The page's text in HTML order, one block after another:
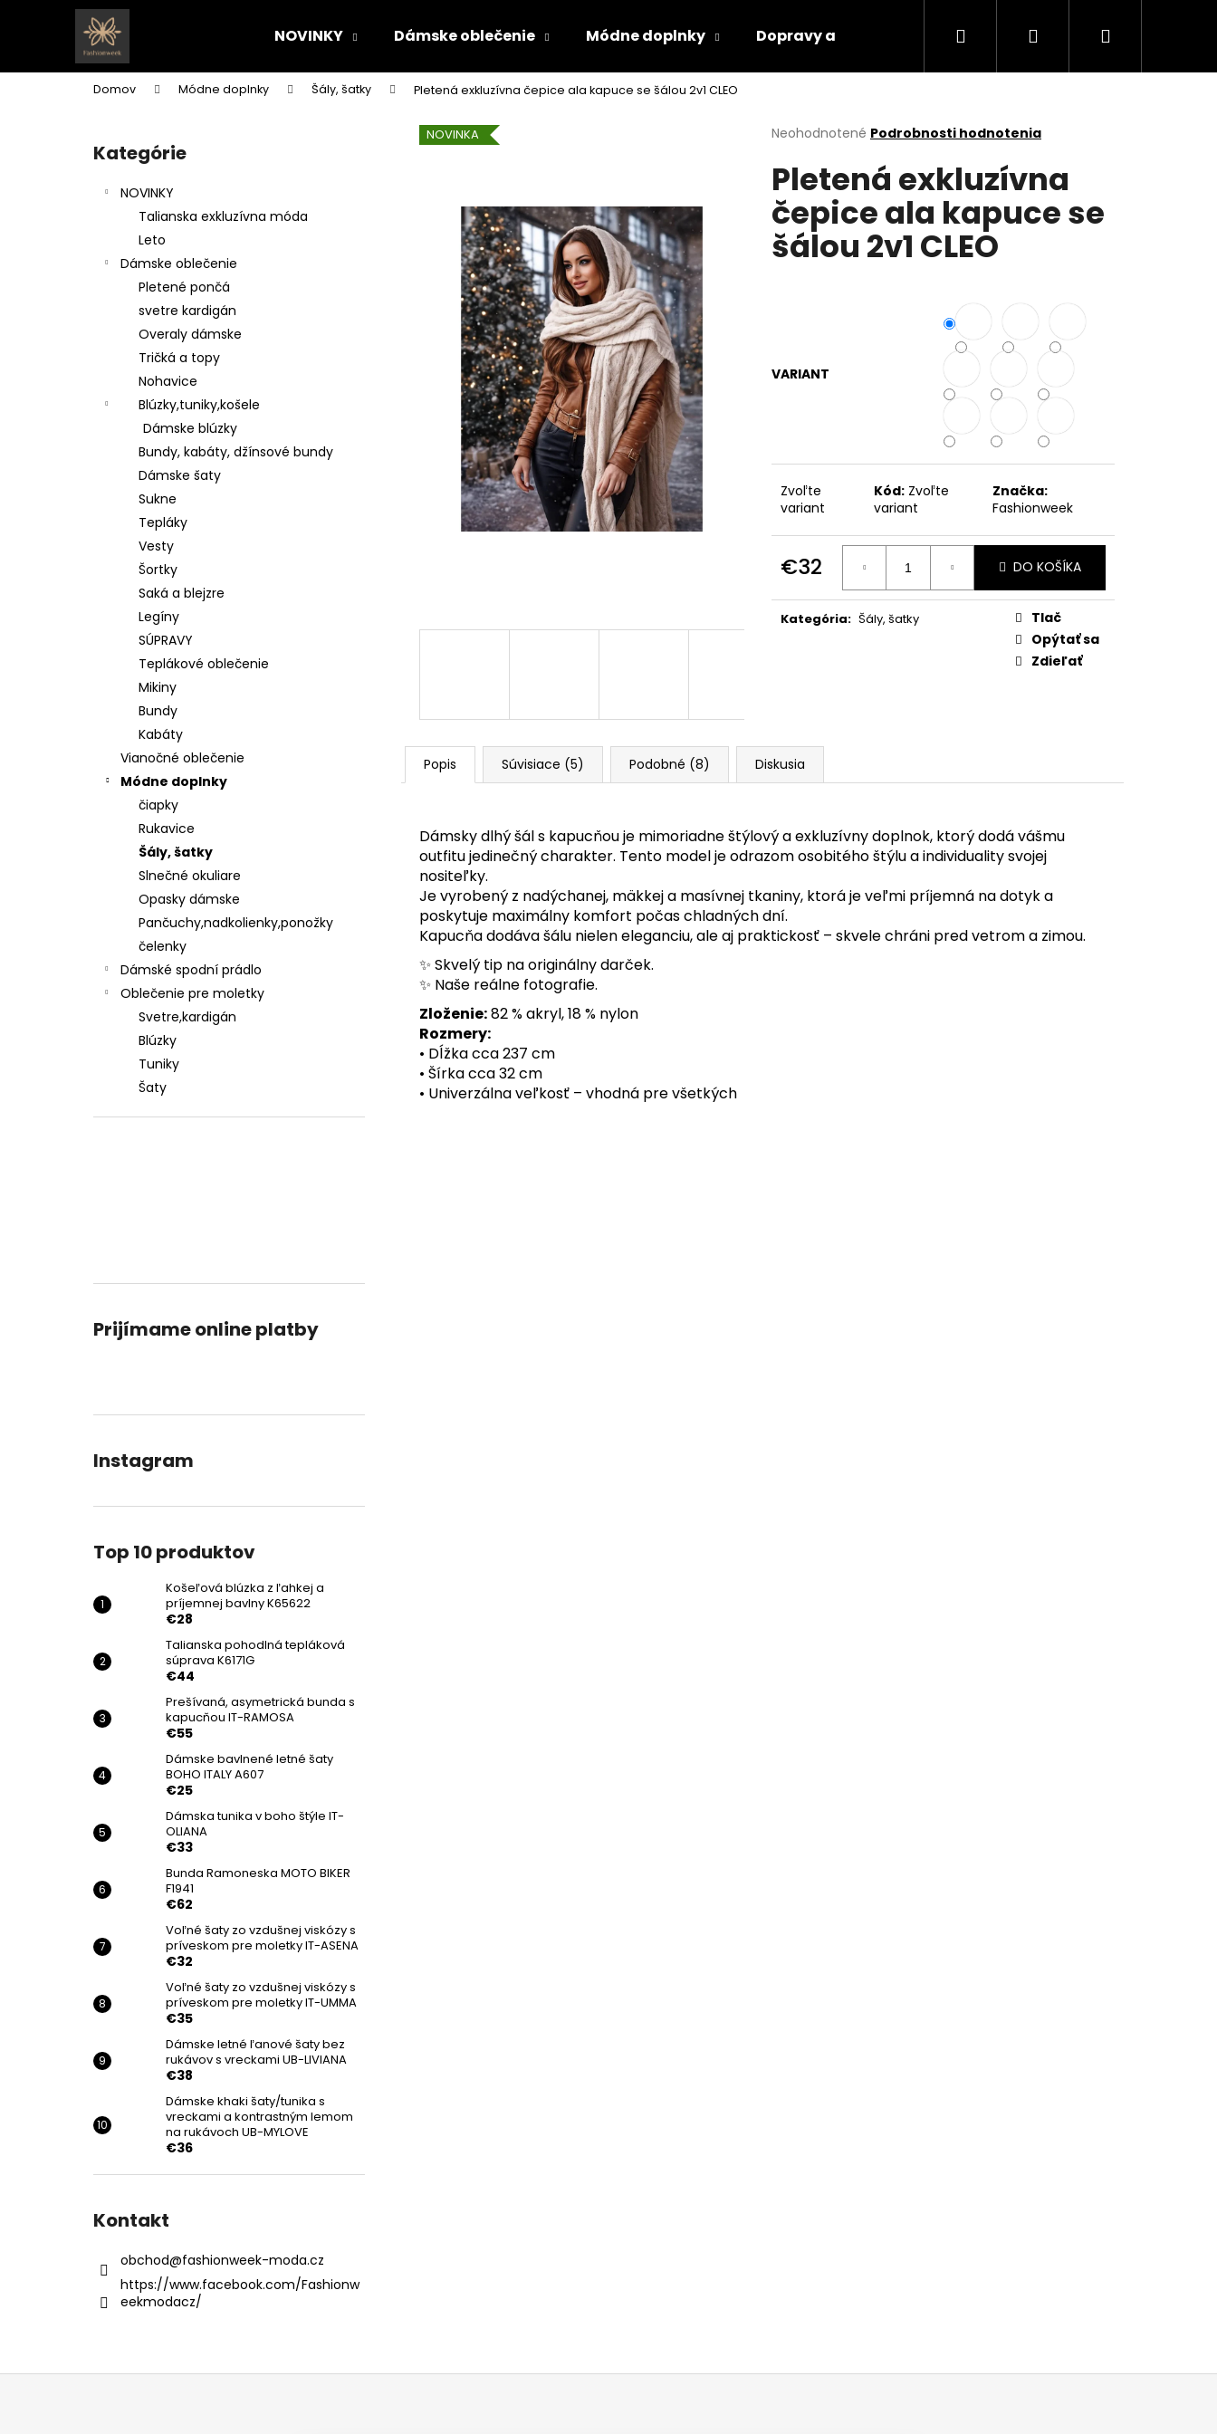
NOVINKY Dámske oblečenie Módne doplnky Dopravy a platby Vrátenie tovaru Napíšte nám
Hľadať PrihlásenieNákupný
Domov Módne doplnky Šály, šatky Pletená exkluzívna čepice ala kapuce se šálou 2v1 CLEO
Preskočiť
kategórie
Kategórie
NOVINKY
Talianska exkluzívna móda
Leto
Dámske oblečenie
Pletené pončá
svetre kardigán
Overaly dámske
Tričká a topy
Nohavice
Blúzky,tuniky,košele
Dámske blúzky
Bundy, kabáty, džínsové bundy
Dámske šaty
Sukne
Tepláky
Vesty
Šortky
Saká a blejzre
Legíny
SÚPRAVY
Teplákové oblečenie
Mikiny
Bundy
Kabáty
Vianočné oblečenie
Módne doplnky
čiapky
Rukavice
Šály, šatky
Slnečné okuliare
Opasky dámske
Pančuchy,nadkolienky,ponožky
čelenky
Dámské spodní prádlo
Oblečenie pre moletky
Svetre,kardigán
Blúzky
Tuniky
Šaty
Prijímame online platby
Instagram
Top 10 produktov
Košeľová blúzka z ľahkej a
príjemnej bavlny K65622
€28
Talianska pohodlná tepláková
súprava K6171G
€44
Prešívaná, asymetrická bunda s
kapucňou IT-RAMOSA
€55
Dámske bavlnené letné šaty
BOHO ITALY A607
€25
Dámska tunika v boho štýle IT-
OLIANA
€33
Bunda Ramoneska MOTO BIKER
F1941
€62
Voľné šaty zo vzdušnej viskózy s
príveskom pre moletky IT-ASENA
€32
Voľné šaty zo vzdušnej viskózy s
príveskom pre moletky IT-UMMA
€35
Dámske letné ľanové šaty bez
rukávov s vreckami UB-LIVIANA
€38
Dámske khaki šaty/tunika s
vreckami a kontrastným lemom
na rukávoch UB-MYLOVE
€36
Kontakt
obchod@fashionweek-moda.cz
https://www.facebook.com/Fashionw
eekmodacz/
Priemerné
produktu
je
0,0
z
5
hviezdičiek.
Neohodnotené Podrobnosti hodnotenia
Pletená exkluzívna
čepice ala kapuce se
šálou 2v1 CLEO
VARIANT
Zvoľte
variant
Kód: Zvoľte
variant
Značka:
Fashionweek
€32
Jednotková
cena:
DO KOŠÍKA
Kategória: Šály, šatky
Tlač
Opýtať sa
Zdieľať
NOVINKA
Popis Súvisiace (5) Podobné (8) Diskusia
Dámsky dlhý šál s kapucňou je mimoriadne štýlový a exkluzívny doplnok, ktorý dodá vášmu
outfitu jedinečný charakter. Tento model je odrazom osobitého štýlu a individuality svojej
nositeľky.
Je vyrobený z nadýchanej, mäkkej a masívnej tkaniny, ktorá je veľmi príjemná na dotyk a
poskytuje maximálny komfort počas chladných dní.
Kapucňa dodáva šálu nielen eleganciu, ale aj praktickosť – skvele chráni pred vetrom a zimou.
✨ Skvelý tip na originálny darček.
✨ Naše reálne fotografie.
Zloženie:82 % akryl, 18 % nylon
Rozmery:
• Dĺžka cca 237 cm
• Šírka cca 32 cm
• Univerzálna veľkosť – vhodná pre všetkých
í
Späť
do
obchodu
Späť
do
obchodu
Čo potrebujete nájsť?
Odporúčame
Nasledujúce
KOŠEĽOVÁ BLÚZKA Z ĽAHKEJ A
PRÍJEMNEJ BAVLNY K65622
TALIANSKA POHODLNÁ TEPLÁKOVÁ
SÚPRAVA K6171G
PREŠÍVANÁ, ASYMETRICKÁ BUNDA S
KAPUCŇOU IT-RAMOSA
€55
Pôvodne: €90
Z